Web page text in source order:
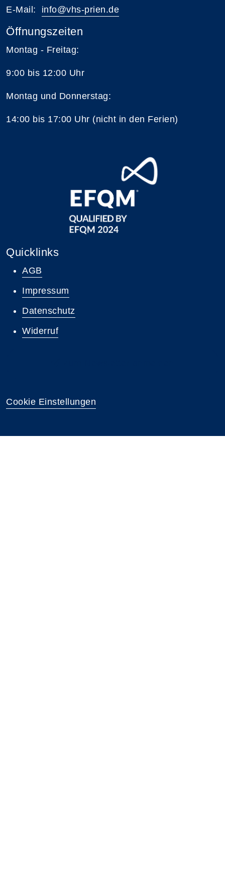
E-Mail: info@vhs-prien.de
Öffnungszeiten
Montag - Freitag:
9:00 bis 12:00 Uhr
Montag und Donnerstag:
14:00 bis 17:00 Uhr (nicht in den Ferien)
Quicklinks
AGB
Impressum
Datenschutz
Widerruf
Cookie Einstellungen